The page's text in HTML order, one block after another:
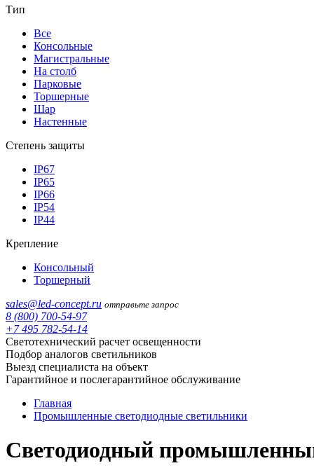
Тип
Все
Консольные
Магистральные
На столб
Парковые
Торшерные
Шар
Настенные
Степень защиты
IP67
IP65
IP66
IP54
IP44
Крепление
Консольный
Торшерный
sales@led-concept.ru отправьте запрос
8 (800) 700-54-97
+7 495 782-54-14
Светотехнический расчет освещенности
Подбор аналогов светильников
Выезд специалиста на объект
Гарантийное и послегарантийное обслуживание
Главная
Промышленные светодиодные светильники
Светодиодный